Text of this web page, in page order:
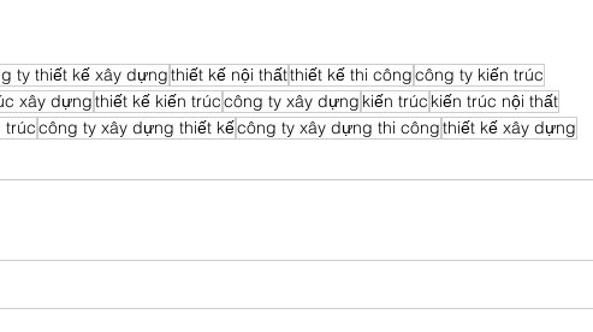
ty thiết kế xây dựngthiết kế nội thấtthiết kế thi côngcông ty kiến trúc
xây dựngthiết kế kiến trúccông ty xây dựng kiến trúc kiến trúc nội thất
trúccông ty xây dựng thiết kếcông ty xây dựng thi côngthiết kế xây dựng